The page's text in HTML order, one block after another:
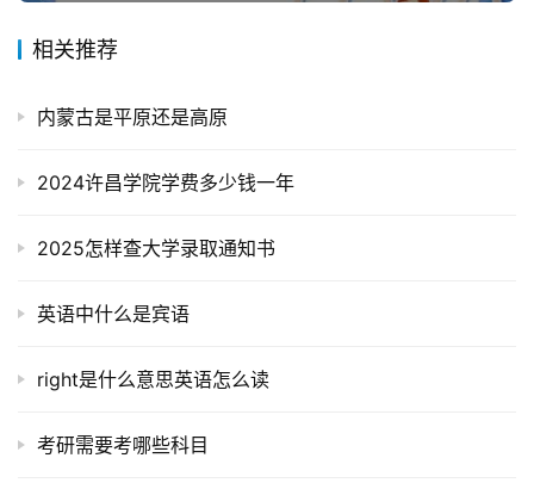
相关推荐
内蒙古是平原还是高原
2024许昌学院学费多少钱一年
2025怎样查大学录取通知书
英语中什么是宾语
right是什么意思英语怎么读
考研需要考哪些科目